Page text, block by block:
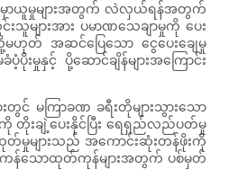
ာ မှာယူမှုများအတွက် လဲလှယ်ရန်အတွက်
များအား ပမာဏသေချာမှုကို ပေး
သို့မဟုတ် အဆင်ပြေသော ငွေပေးချေမှု
မှုနှင့် ပို့ဆောင်ချိန်များအကြောင်း
င် မကြာခဏ ခရီးတိုများသွားသော
ကို တိုးချဲ့ပေးနိုင်ပြီး ရေရှည်လည်ပတ်မှု
ထုတ်မှုများသည် အကောင်းဆုံးတန်ဖိုးကို
မှန်ကန်သောထုတ်ကုန်များအတွက် ပစ်မှတ်